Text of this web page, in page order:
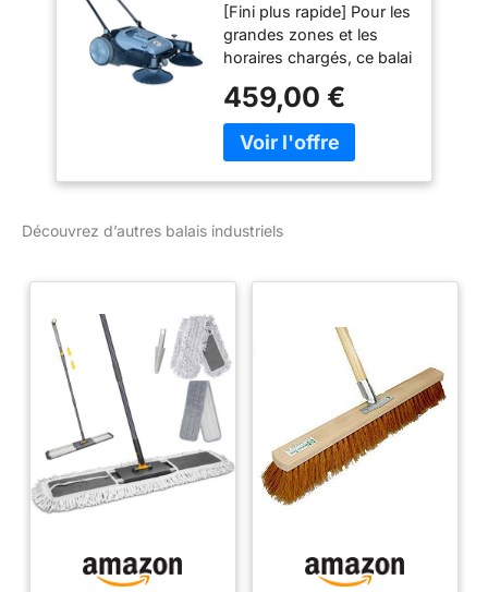
Brosse Balai latéral
Triple Puissance
pour Nettoyer la
poussière et l'herbe
[Fini plus rapide] Pour les
grandes zones et les
horaires chargés, ce balai
large sur chaque
passage, vous aidant à
couvrir plus de surface
utilisation n'importe où]
balai électrique peut être
l'extérieur sur des
surfaces humides ou
sèches. De plus, il est
super silencieux pour
une utilisation dans et
autour des clients.
Réglable : paramètres
facilement réglables pour
surface dure, y compris
le béton, l'asphalte, le
459,00 €
Découvrez d’autres balais industriels